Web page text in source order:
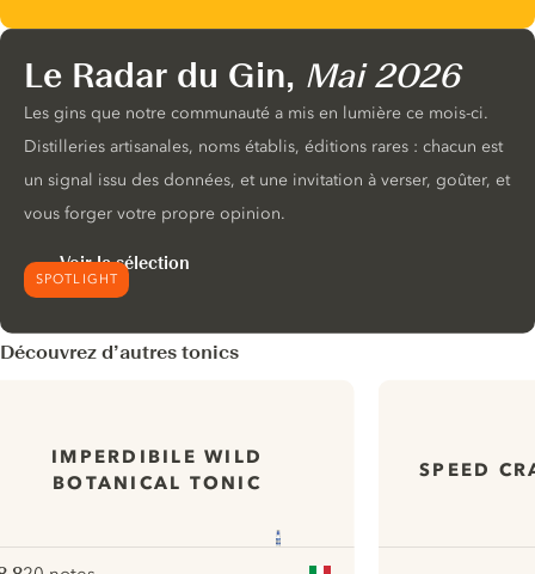
SPOTLIGHT
Le Radar du Gin, Mai 2026
Les gins que notre communauté a mis en lumière ce mois-ci.
Distilleries artisanales, noms établis, éditions rares : chacun est
un signal issu des données, et une invitation à verser, goûter, et
vous forger votre propre opinion.
Voir la sélection
Découvrez d’autres tonics
IMPERDIBILE WILD
BOTANICAL TONIC
SPEED